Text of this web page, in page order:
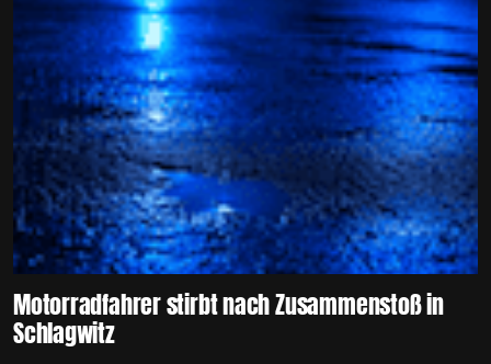
Motorradfahrer stirbt nach Zusammenstoß in
Schlagwitz